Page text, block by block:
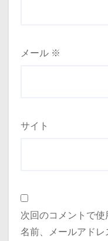
メール ※
サイト
次回のコメントで
名前、メールアドレ